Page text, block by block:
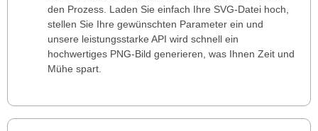
den Prozess. Laden Sie einfach Ihre SVG-Datei hoch,
stellen Sie Ihre gewünschten Parameter ein und
unsere leistungsstarke API wird schnell ein
hochwertiges PNG-Bild generieren, was Ihnen Zeit und
Mühe spart.